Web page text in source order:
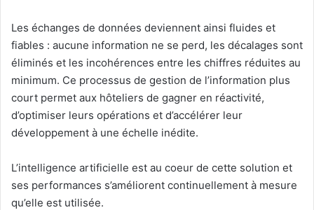
Les échanges de données deviennent ainsi fluides et
fiables : aucune information ne se perd, les décalages sont
éliminés et les incohérences entre les chiffres réduites au
minimum. Ce processus de gestion de l’information plus
court permet aux hôteliers de gagner en réactivité,
d’optimiser leurs opérations et d’accélérer leur
développement à une échelle inédite.
L’intelligence artificielle est au coeur de cette solution et
ses performances s’améliorent continuellement à mesure
qu’elle est utilisée.